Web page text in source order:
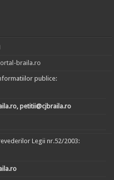
braila.ro
publice:
petitii@cjbraila.ro
Legii nr.52/2003: